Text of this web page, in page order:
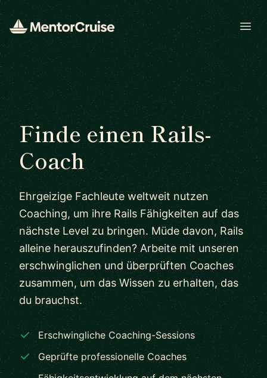
Finde einen Rails-
Coach
Ehrgeizige Fachleute weltweit nutzen
Coaching, um ihre Rails Fähigkeiten auf das
nächste Level zu bringen. Müde davon, Rails
alleine herauszufinden? Arbeite mit unseren
erschwinglichen und überprüften Coaches
zusammen, um das Wissen zu erhalten, das
du brauchst.
Erschwingliche Coaching-Sessions
Geprüfte professionelle Coaches